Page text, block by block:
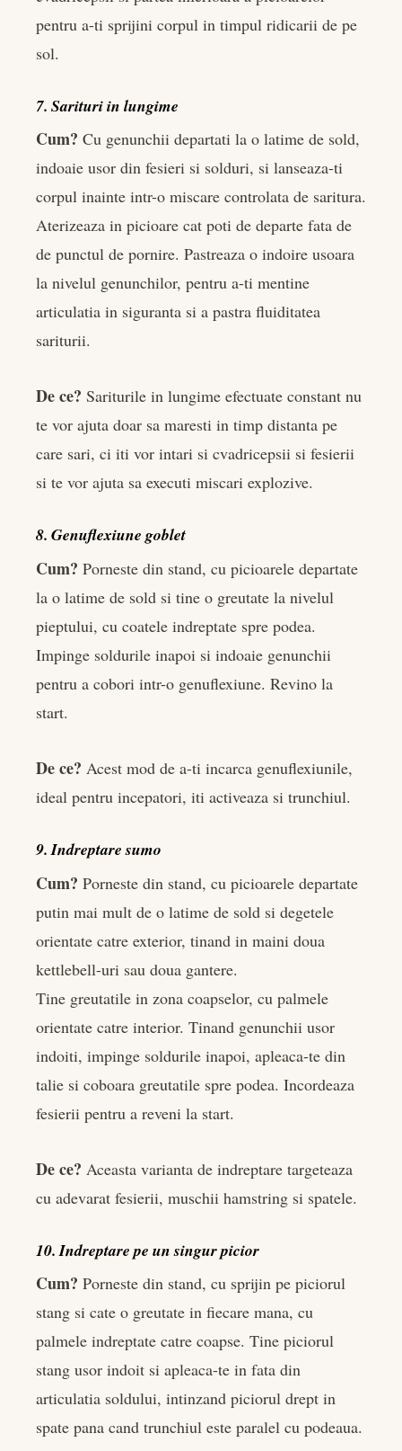
pentru a-ti sprijini corpul in timpul ridicarii de pe
sol.
7. Sarituri in lungime
Cum? Cu genunchii departati la o latime de sold,
indoaie usor din fesieri si solduri, si lanseaza-ti
corpul inainte intr-o miscare controlata de saritura.
Aterizeaza in picioare cat poti de departe fata de
de punctul de pornire. Pastreaza o indoire usoara
la nivelul genunchilor, pentru a-ti mentine
articulatia in siguranta si a pastra fluiditatea
sariturii.
De ce? Sariturile in lungime efectuate constant nu
te vor ajuta doar sa maresti in timp distanta pe
care sari, ci iti vor intari si cvadricepsii si fesierii
si te vor ajuta sa executi miscari explozive.
8. Genuflexiune goblet
Cum? Porneste din stand, cu picioarele departate
la o latime de sold si tine o greutate la nivelul
pieptului, cu coatele indreptate spre podea.
Impinge soldurile inapoi si indoaie genunchii
pentru a cobori intr-o genuflexiune. Revino la
start.
De ce? Acest mod de a-ti incarca genuflexiunile,
ideal pentru incepatori, iti activeaza si trunchiul.
9. Indreptare sumo
Cum? Porneste din stand, cu picioarele departate
putin mai mult de o latime de sold si degetele
orientate catre exterior, tinand in maini doua
kettlebell-uri sau doua gantere.
Tine greutatile in zona coapselor, cu palmele
orientate catre interior. Tinand genunchii usor
indoiti, impinge soldurile inapoi, apleaca-te din
talie si coboara greutatile spre podea. Incordeaza
fesierii pentru a reveni la start.
De ce? Aceasta varianta de indreptare targeteaza
cu adevarat fesierii, muschii hamstring si spatele.
10. Indreptare pe un singur picior
Cum? Porneste din stand, cu sprijin pe piciorul
stang si cate o greutate in fiecare mana, cu
palmele indreptate catre coapse. Tine piciorul
stang usor indoit si apleaca-te in fata din
articulatia soldului, intinzand piciorul drept in
spate pana cand trunchiul este paralel cu podeaua.